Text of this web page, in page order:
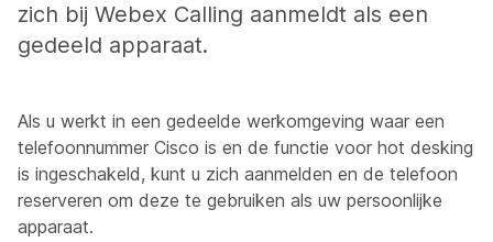
zich bij Webex Calling aanmeldt als een
gedeeld apparaat.
Als u werkt in een gedeelde werkomgeving waar een
telefoonnummer Cisco is en de functie voor hot desking
is ingeschakeld, kunt u zich aanmelden en de telefoon
reserveren om deze te gebruiken als uw persoonlijke
apparaat.